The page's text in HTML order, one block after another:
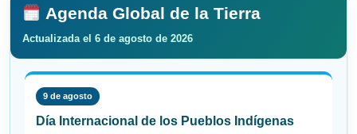
Agenda Global de la Tierra
Actualizada el 6 de agosto de 2026
9 de agosto
Día Internacional de los Pueblos Indígenas